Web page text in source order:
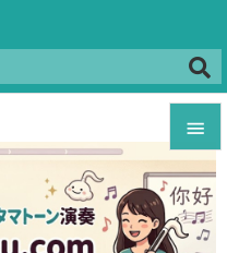


メニュ
